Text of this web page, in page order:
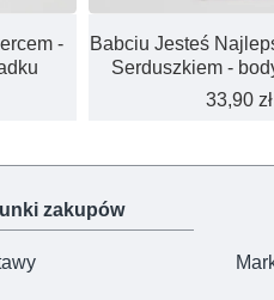
-
Babciu Jesteś
Serduszkiem -
33,90 zł
zakupów